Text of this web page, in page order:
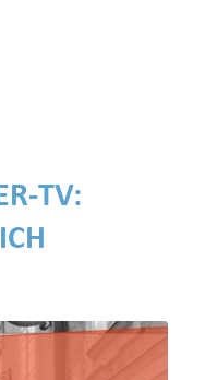
TV: